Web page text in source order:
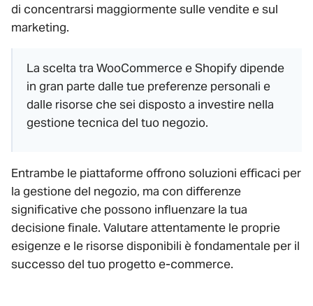
di concentrarsi maggiormente sulle vendite e sul
marketing.
La scelta tra WooCommerce e Shopify dipende
in gran parte dalle tue preferenze personali e
dalle risorse che sei disposto a investire nella
gestione tecnica del tuo negozio.
Entrambe le piattaforme offrono soluzioni efficaci per
la gestione del negozio, ma con differenze
significative che possono influenzare la tua
decisione finale. Valutare attentamente le proprie
esigenze e le risorse disponibili è fondamentale per il
successo del tuo progetto e-commerce.